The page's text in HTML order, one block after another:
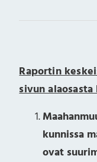
Raportin
sivun
kunnissa
ovat